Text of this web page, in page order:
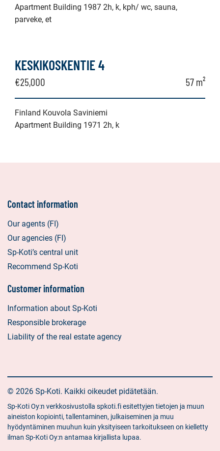
Apartment Building 1987 2h, k, kph/ wc, sauna,
parveke, et
KESKIKOSKENTIE 4
€25,000 57 m²
Finland Kouvola Saviniemi
Apartment Building 1971 2h, k
Contact information
Our agents (FI)
Our agencies (FI)
Sp-Koti’s central unit
Recommend Sp-Koti
Customer information
Information about Sp-Koti
Responsible brokerage
Liability of the real estate agency
© 2026 Sp-Koti. Kaikki oikeudet pidätetään.
Sp-Koti Oy:n verkkosivustolla spkoti.fi esitettyjen tietojen ja muun
aineiston kopiointi, tallentaminen, julkaiseminen ja muu
hyödyntäminen muuhun kuin yksityiseen tarkoitukseen on kielletty
ilman Sp-Koti Oy:n antamaa kirjallista lupaa.